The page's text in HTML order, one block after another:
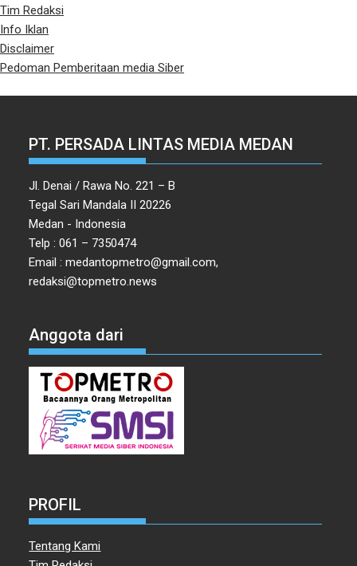
Tim Redaksi
Info Iklan
Disclaimer
Pedoman Pemberitaan media Siber
PT. PERSADA LINTAS MEDIA MEDAN
Jl. Denai / Rawa No. 221 – B
Tegal Sari Mandala II 20226
Medan - Indonesia
Telp : 061 – 7350474
Email : medantopmetro@gmail.com,
redaksi@topmetro.news
Anggota dari
PROFIL
Tentang Kami